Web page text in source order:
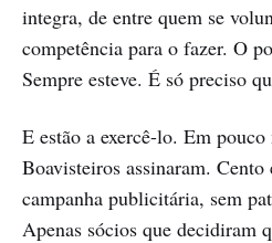
integra, de entre quem se
competência para o fazer. O
Sempre esteve. É só preciso
E estão a exercê-lo. Em
Boavisteiros assinaram.
campanha publicitária, sem
Apenas sócios que decidiram